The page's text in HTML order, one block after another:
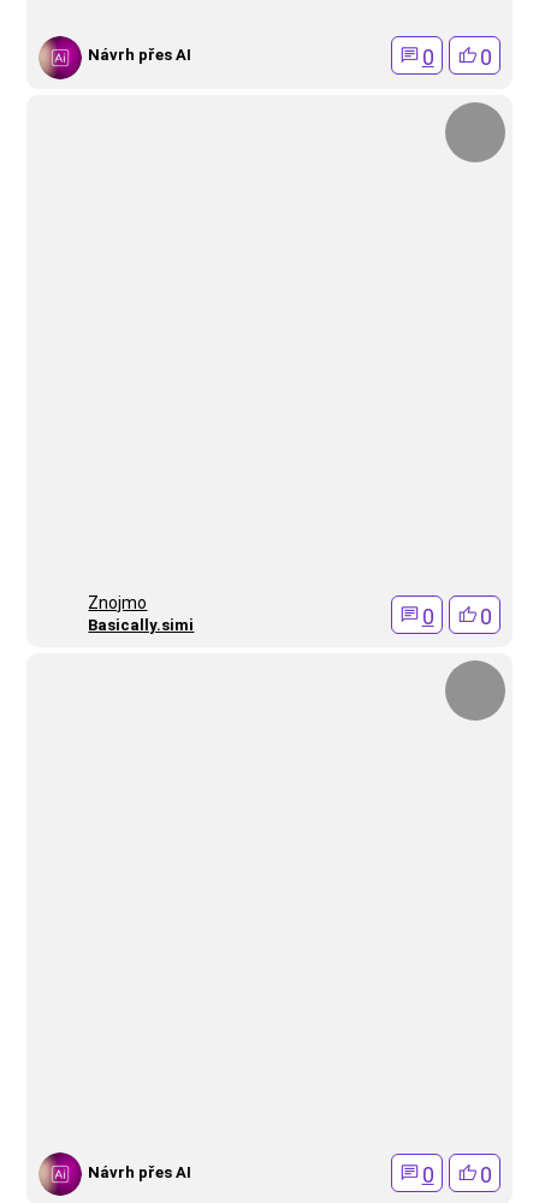
Návrh přes AI 0 0
Znojmo
Basically.simi 0 0
Návrh přes AI 0 0